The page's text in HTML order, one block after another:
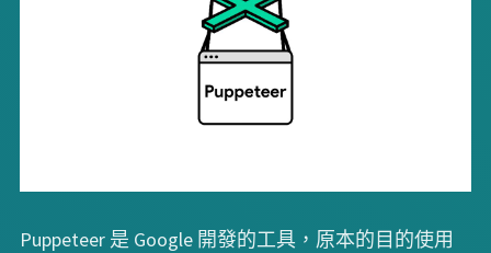
Puppeteer 是 Google 開發的工具，原本的目的使用